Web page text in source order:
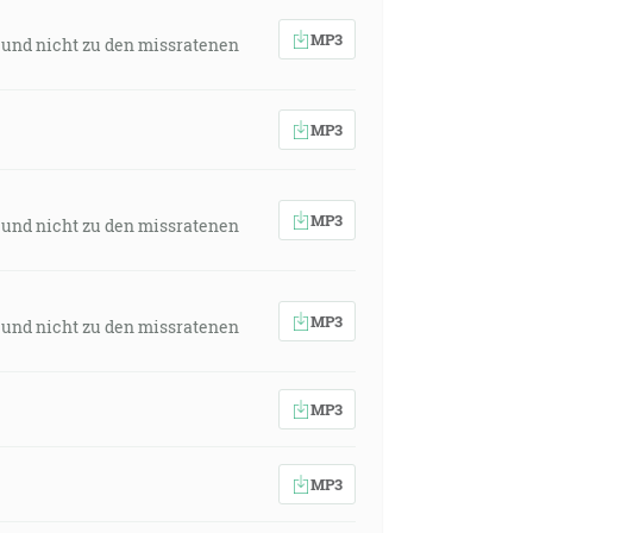
und nicht zu den missratenen
MP3
MP3
und nicht zu den missratenen
MP3
und nicht zu den missratenen
MP3
MP3
MP3